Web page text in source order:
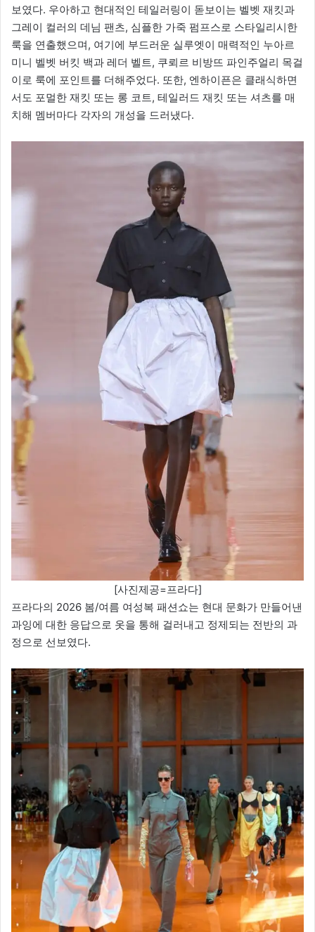
보였다. 우아하고 현대적인 테일러링이 돋보이는 벨벳 재킷과
그레이 컬러의 데님 팬츠, 심플한 가죽 펌프스로 스타일리시한
룩을 연출했으며, 여기에 부드러운 실루엣이 매력적인 누아르
미니 벨벳 버킷 백과 레더 벨트, 쿠뢰르 비방뜨 파인주얼리 목걸
이로 룩에 포인트를 더해주었다. 또한, 엔하이픈은 클래식하면
서도 포멀한 재킷 또는 롱 코트, 테일러드 재킷 또는 셔츠를 매
치해 멤버마다 각자의 개성을 드러냈다.
[사진제공=프라다]
프라다의 2026 봄/여름 여성복 패션쇼는 현대 문화가 만들어낸
과잉에 대한 응답으로 옷을 통해 걸러내고 정제되는 전반의 과
정으로 선보였다.